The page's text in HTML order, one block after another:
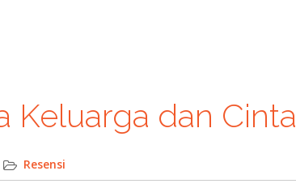
Keluarga dan Cinta
Resensi